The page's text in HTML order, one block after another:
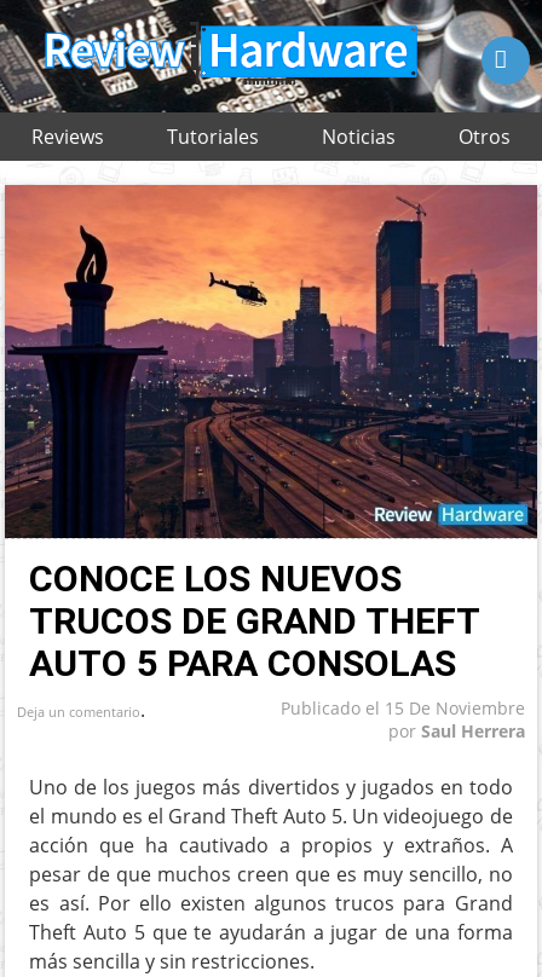
Reviews Tutoriales Noticias Otros
CONOCE LOS NUEVOS
TRUCOS DE GRAND THEFT
AUTO 5 PARA CONSOLAS
Publicado el 15 De Noviembre
por Saul Herrera
Deja un comentario.
Uno de los juegos más divertidos y jugados en todo
el mundo es el Grand Theft Auto 5. Un videojuego de
acción que ha cautivado a propios y extraños. A
pesar de que muchos creen que es muy sencillo, no
es así. Por ello existen algunos trucos para Grand
Theft Auto 5 que te ayudarán a jugar de una forma
más sencilla y sin restricciones.
